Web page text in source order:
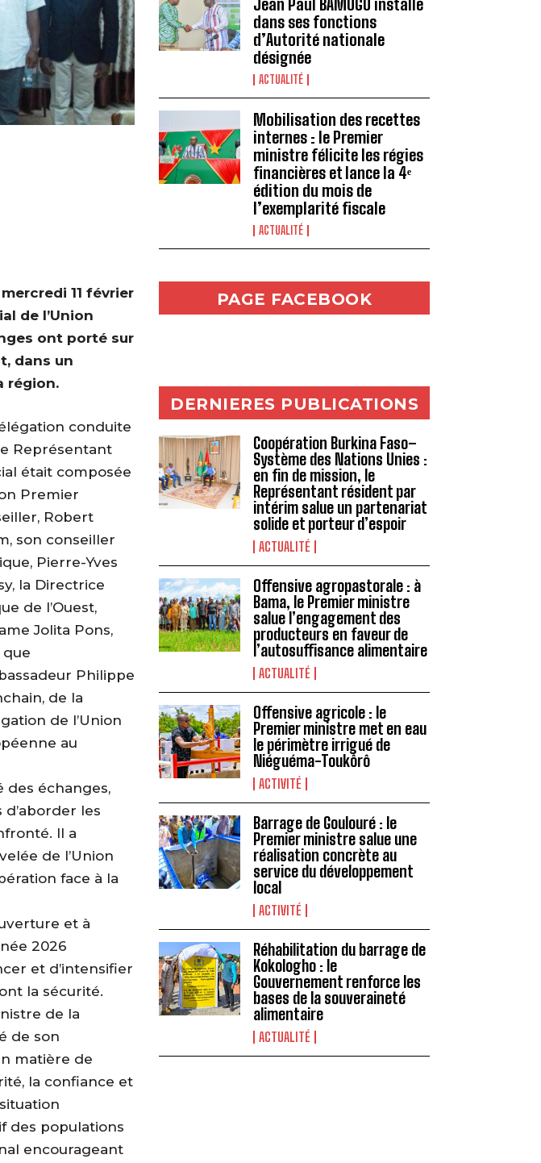
Jean Paul BAMOGO installé
dans ses fonctions
d’Autorité nationale
désignée
ACTUALITÉ
Mobilisation des recettes
internes : le Premier
ministre félicite les régies
financières et lance la 4ᵉ
édition du mois de
l’exemplarité fiscale
ACTUALITÉ
11 février
de l’Union
ont porté sur
dans un
région.
conduite
Représentant
était composée
Premier
Robert
son conseiller
Pierre-Yves
la Directrice
de l’Ouest,
Jolita Pons,
que
Philippe
de la
de l’Union
au
des échanges,
les
Il a
de l’Union
face à la
et à
2026
et d’intensifier
la sécurité.
de la
de son
matière de
la confiance et
des populations
encourageant
PAGE FACEBOOK
DERNIERES PUBLICATIONS
Coopération Burkina Faso–
Système des Nations Unies :
en fin de mission, le
Représentant résident par
intérim salue un partenariat
solide et porteur d’espoir
ACTUALITÉ
Offensive agropastorale : à
Bama, le Premier ministre
salue l’engagement des
producteurs en faveur de
l’autosuffisance alimentaire
ACTUALITÉ
Offensive agricole : le
Premier ministre met en eau
le périmètre irrigué de
Niéguéma-Toukôrô
ACTIVITÉ
Barrage de Goulouré : le
Premier ministre salue une
réalisation concrète au
service du développement
local
ACTIVITÉ
Réhabilitation du barrage de
Kokologho : le
Gouvernement renforce les
bases de la souveraineté
alimentaire ‎
ACTUALITÉ